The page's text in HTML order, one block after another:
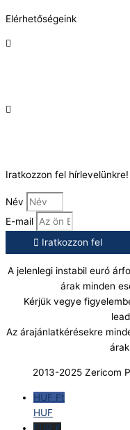
Elérhetőségeink
Iratkozzon fel hírlevelünkre!
Név
E-mail
Iratkozzon fel
A jelenlegi instabil euró
árak minden
Kérjük vegye
Az árajánlatkérésekre
2013-2025 Zericom
HUF Ft
HUF
EUR €